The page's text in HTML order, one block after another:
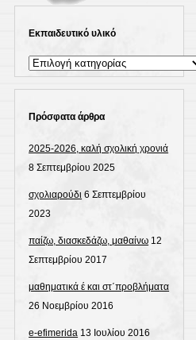
Εκπαιδευτικό υλικό
Εκπαιδευτικό
Πρόσφατα άρθρα
2025-2026, καλή σχολική χρονιά
8 Σεπτεμβρίου 2025
σχολιαρούδι 6 Σεπτεμβρίου
2023
παίζω, διασκεδάζω, μαθαίνω 12
Σεπτεμβρίου 2017
μαθηματικά έ και στ΄προβλήματα
26 Νοεμβρίου 2016
e-efimerida 13 Ιουλίου 2016